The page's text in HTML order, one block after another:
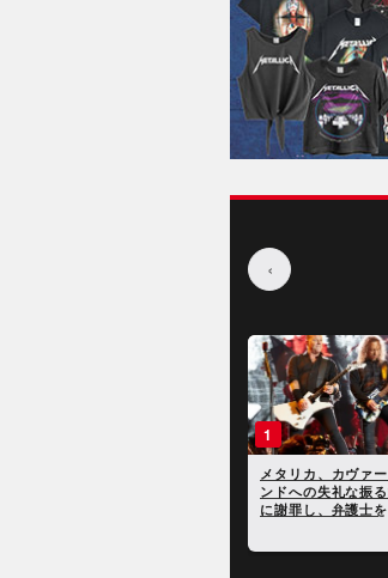
‹
1
メタリカ、カヴァ
ンドへの失礼な振
に謝罪し、弁護士を